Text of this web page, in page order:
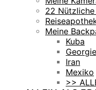
22
Meine
Kuba
Iran
Mexiko
>>